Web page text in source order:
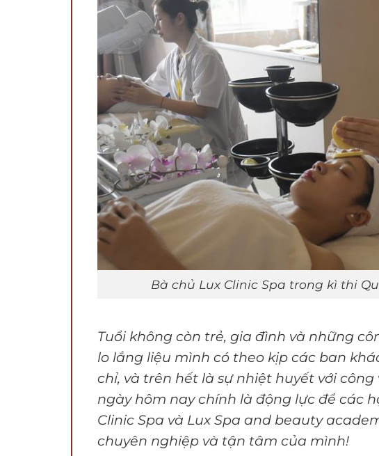
Bà chủ Lux Clinic Spa trong kì thi
Tuổi không còn trẻ, gia đình và những
lo lắng liệu mình có theo kịp các ban
chỉ, và trên hết là sự nhiệt huyết với
ngày hôm nay chính là động lực để các
Clinic Spa và Lux Spa and beauty
chuyên nghiệp và tận tâm của mình!